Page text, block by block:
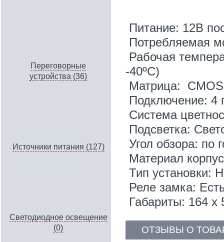
Переговорные
устройства (36)
Источники питания (127)
Светодиодное освещение
(0)
Питание: 12В
Потребляемая
Рабочая
-40ºС)
Матрица:
Подключение: 4
Система
Подсветка:
Угол обзора: по
Материал
Тип установки:
Реле замка:
Габариты: 164
ОТЗЫВЫ О